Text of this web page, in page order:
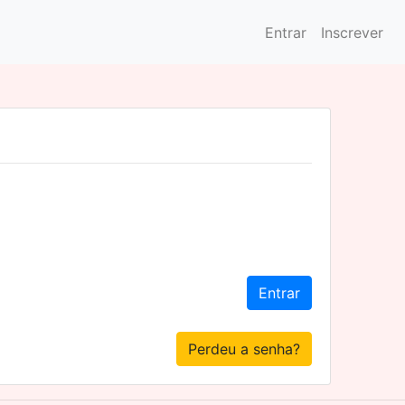
Entrar Inscrever
Entrar
Perdeu a senha?